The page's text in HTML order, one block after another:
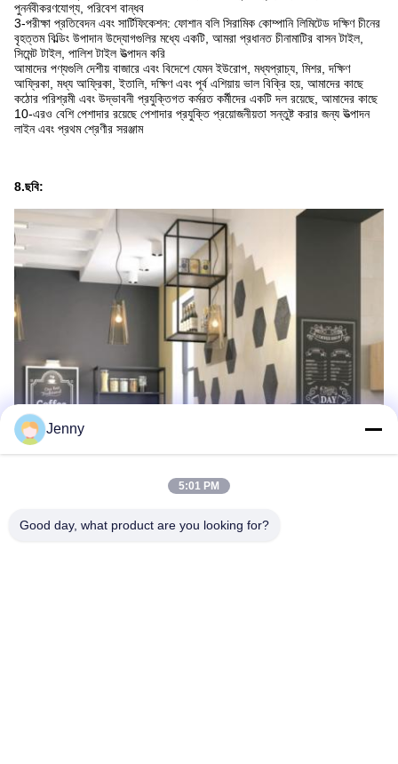
পুনর্নবীকরণযোগ্য, পরিবেশ বান্ধব
3-পরীক্ষা প্রতিবেদন এবং সার্টিফিকেশন: ফোশান বলি সিরামিক কোম্পানি লিমিটেড দক্ষিণ চীনের
বৃহত্তম বিল্ডিং উপাদান উদ্যোগগুলির মধ্যে একটি, আমরা প্রধানত চীনামাটির বাসন টাইল,
সিমেন্ট টাইল, পালিশ টাইল উত্পাদন করি
আমাদের পণ্যগুলি দেশীয় বাজারে এবং বিদেশে যেমন ইউরোপ, মধ্যপ্রাচ্য, মিশর, দক্ষিণ
আফ্রিকা, মধ্য আফ্রিকা, ইতালি, দক্ষিণ এবং পূর্ব এশিয়ায় ভাল বিক্রি হয়, আমাদের কাছে
কঠোর পরিশ্রমী এবং উদ্ভাবনী প্রযুক্তিগত কর্মরত কর্মীদের একটি দল রয়েছে, আমাদের কাছে
10-এরও বেশি পেশাদার রয়েছে পেশাদার প্রযুক্তি প্রয়োজনীয়তা সন্তুষ্ট করার জন্য উত্পাদন
লাইন এবং প্রথম শ্রেণীর সরঞ্জাম
8.ছবি:
Jenny
5:01 PM
Good day, what product are you looking for?